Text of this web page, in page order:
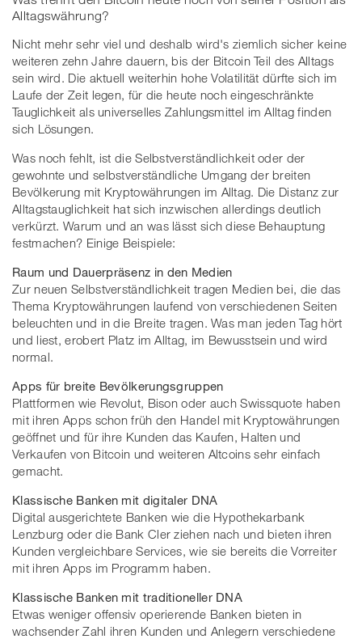
Alltagswährung?
Nicht mehr sehr viel und deshalb wird's ziemlich sicher keine
weiteren zehn Jahre dauern, bis der Bitcoin Teil des Alltags
sein wird. Die aktuell weiterhin hohe Volatilität dürfte sich im
Laufe der Zeit legen, für die heute noch eingeschränkte
Tauglichkeit als universelles Zahlungsmittel im Alltag finden
sich Lösungen.
Was noch fehlt, ist die Selbstverständlichkeit oder der
gewohnte und selbstverständliche Umgang der breiten
Bevölkerung mit Kryptowährungen im Alltag. Die Distanz zur
Alltagstauglichkeit hat sich inzwischen allerdings deutlich
verkürzt. Warum und an was lässt sich diese Behauptung
festmachen? Einige Beispiele:
Raum und Dauerpräsenz in den Medien
Zur neuen Selbstverständlichkeit tragen Medien bei, die das
Thema Kryptowährungen laufend von verschiedenen Seiten
beleuchten und in die Breite tragen. Was man jeden Tag hört
und liest, erobert Platz im Alltag, im Bewusstsein und wird
normal.
Apps für breite Bevölkerungsgruppen
Plattformen wie Revolut, Bison oder auch Swissquote haben
mit ihren Apps schon früh den Handel mit Kryptowährungen
geöffnet und für ihre Kunden das Kaufen, Halten und
Verkaufen von Bitcoin und weiteren Altcoins sehr einfach
gemacht.
Klassische Banken mit digitaler DNA
Digital ausgerichtete Banken wie die Hypothekarbank
Lenzburg oder die Bank Cler ziehen nach und bieten ihren
Kunden vergleichbare Services, wie sie bereits die Vorreiter
mit ihren Apps im Programm haben.
Klassische Banken mit traditioneller DNA
Etwas weniger offensiv operierende Banken bieten in
wachsender Zahl ihren Kunden und Anlegern verschiedene